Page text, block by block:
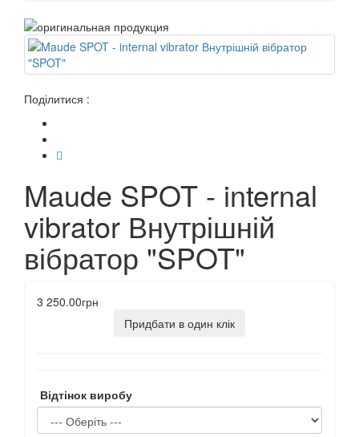
Поділитися :
Maude SPOT - internal
vibrator Внутрішній
вібратор "SPOT"
3 250.00грн
Придбати в один клік
Відтінок виробу